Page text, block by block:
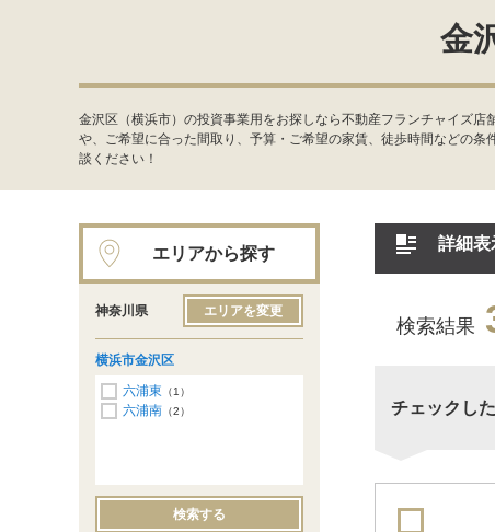
金
金沢区（横浜市）の投資事業用をお探しなら不動産フランチャイズ
や、ご希望に合った間取り、予算・ご希望の家賃、徒歩時間などの
談ください！
詳細表
検索結果
チェックし
エリアから探す
神奈川県 エリアを変更
横浜市金沢区
六浦東 （1）
六浦南 （2）
検索する